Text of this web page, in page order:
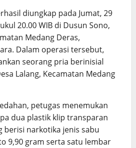
diungkap pada Jumat, 29
20.00 WIB di Dusun Sono,
Medang Deras,
Dalam operasi tersebut,
seorang pria berinisial
Lalang, Kecamatan Medang
petugas menemukan
dua plastik klip transparan
berisi narkotika jenis sabu
9,90 gram serta satu lembar